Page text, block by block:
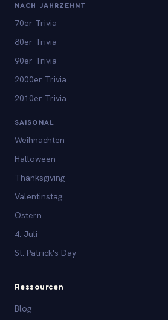
NACH JAHRZEHNT
70er Trivia
80er Trivia
90er Trivia
2000er Trivia
2010er Trivia
SAISONAL
Weihnachten
Halloween
Thanksgiving
Valentinstag
Ostern
4. Juli
St. Patrick's Day
Ressourcen
Blog